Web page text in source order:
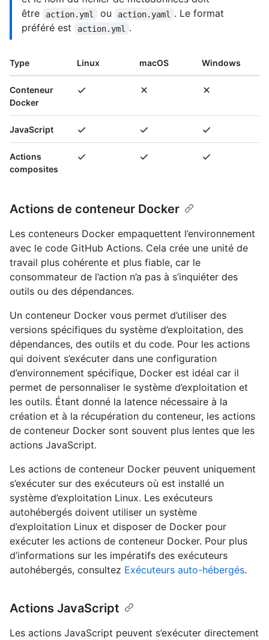
être
action.yml ou action.yaml
. Le format
préféré est
action.yml .
Type Linux macOS Windows
Conteneur
Docker
JavaScript
Actions
composites
Actions de conteneur Docker
Les conteneurs Docker empaquettent l’environnement
avec le code GitHub Actions. Cela crée une unité de
travail plus cohérente et plus fiable, car le
consommateur de l’action n’a pas à s’inquiéter des
outils ou des dépendances.
Un conteneur Docker vous permet d’utiliser des
versions spécifiques du système d’exploitation, des
dépendances, des outils et du code. Pour les actions
qui doivent s’exécuter dans une configuration
d’environnement spécifique, Docker est idéal car il
permet de personnaliser le système d’exploitation et
les outils. Étant donné la latence nécessaire à la
création et à la récupération du conteneur, les actions
de conteneur Docker sont souvent plus lentes que les
actions JavaScript.
Les actions de conteneur Docker peuvent uniquement
s’exécuter sur des exécuteurs où est installé un
système d’exploitation Linux. Les exécuteurs
autohébergés doivent utiliser un système
d’exploitation Linux et disposer de Docker pour
exécuter les actions de conteneur Docker. Pour plus
d’informations sur les impératifs des exécuteurs
autohébergés, consultez Exécuteurs auto-hébergés.
Actions JavaScript
Les actions JavaScript peuvent s’exécuter directement